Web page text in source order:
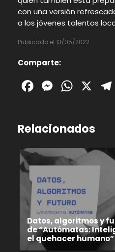
con una versión
a los jóvenes talentos
Publicado el 13/05/2022.
Comparte:
Facebook
X
Relacionados
Datos, algoritmos y
de “Autómatas:
el quehacer humano”